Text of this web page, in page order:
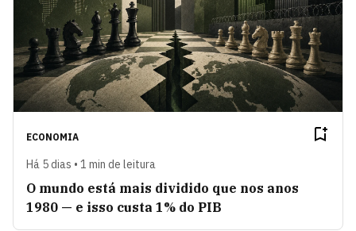
ECONOMIA
Há 5 dias • 1 min de leitura
O mundo está mais dividido que nos anos
1980 — e isso custa 1% do PIB